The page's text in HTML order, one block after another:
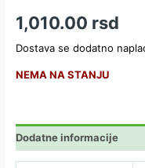
1,010.00 rsd
Dostava se dodatno
NEMA NA STANJU
Dodatne informacije